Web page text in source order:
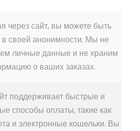
через сайт, вы можете быть
своей анонимности. Мы не
личные данные и не храним
о ваших заказах.
поддерживает быстрые и
способы оплаты, такие как
и электронные кошельки. Вы